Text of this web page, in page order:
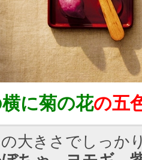
に菊の花の五
大きさでしっか